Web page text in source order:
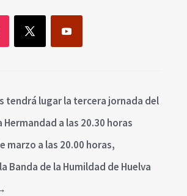
tendrá lugar la tercera jornada del
Hermandad a las 20.30 horas
marzo a las 20.00 horas,
Banda de la Humildad de Huelva